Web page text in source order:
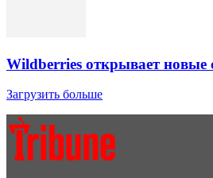
Wildberries открывает новые
Загрузить больше